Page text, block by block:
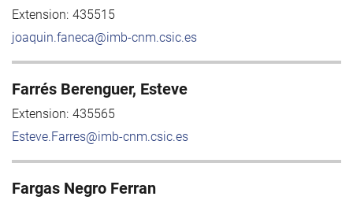
Extension: 435515
joaquin.faneca@imb-cnm.csic.es
Farrés Berenguer, Esteve
Extension: 435565
Esteve.Farres@imb-cnm.csic.es
Fargas Negro Ferran